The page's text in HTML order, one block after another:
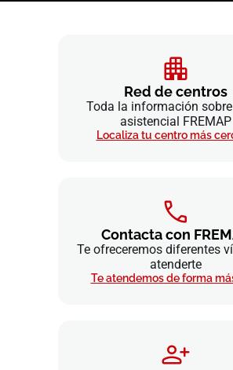
Red de centros
Toda la información
asistencial FREMAP
Localiza tu centro más
Contacta con
Te ofreceremos diferentes
atenderte
Te atendemos de forma